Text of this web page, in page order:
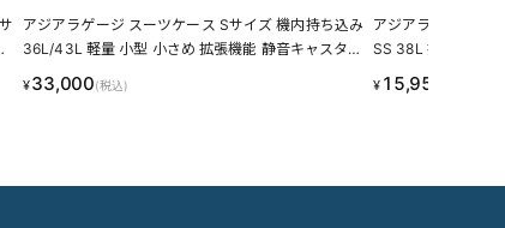
アジアラゲージ スーツケース Sサイズ 機内持ち込み
36L/43L 軽量 小型 小さめ 拡張機能 静音キャスター
ストッパー 4輪 双輪 A.L.I ASIA LUGGAGE デカかる
Edge2 ALI-090-18W LINECPN
¥33,000(税込)
アジアラゲージ ス
SS 38L 折りたたみ
ロコボックス2
25-18 キャリーケ
¥ 15,950